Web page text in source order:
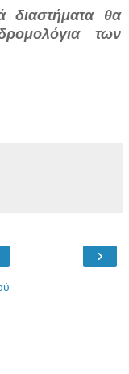
διαστήματα θα
των
›